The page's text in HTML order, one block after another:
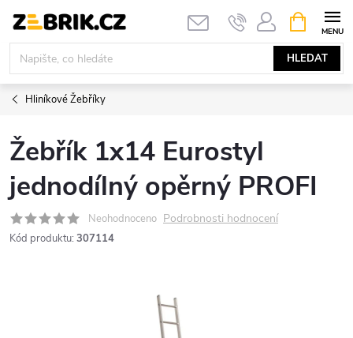
obsah
HLEDAT
NÁKUPNÍ
KOŠÍK
Hliníkové Žebříky
Žebřík 1x14 Eurostyl
jednodílný opěrný PROFI
Neohodnoceno Podrobnosti hodnocení
Kód produktu: 307114